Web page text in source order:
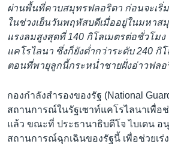
ผ่านพื้นที่คาบสมุทรฟลอริดา ก่อนจะเริ่
ในช่วงเย็นวันพฤหัสบดีเมื่ออยู่ในมหา
แรงลมสูงสุดที่ 140 กิโลเมตรต่อชั่วโม
แคโรไลนา ซึ่งก็ยังต่ำกว่าระดับ 240 กิ
ตอนที่พายุลูกนี้กระหน่ำชายฝั่งอ่าวฟลอ
กองกำลังสำรองของรัฐ (National
สถานการณ์ในรัฐเซาท์แคโรไลนาเพื่อ
แล้ว ขณะที่ ประธานาธิบดีโจ ไบเดน อ
สถานการณ์ฉุกเฉินของรัฐนี้ เพื่อช่วยเร่